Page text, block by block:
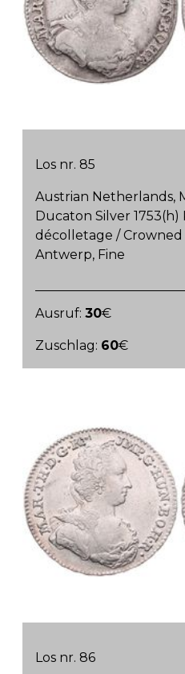
Los nr. 85
Austrian Netherlands,
Ducaton Silver
décolletage / Crowned
Antwerp, Fine
Ausruf:30€
Zuschlag: 60€
Los nr. 86